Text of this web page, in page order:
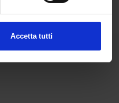
Accetta tutti